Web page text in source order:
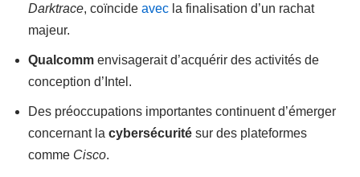
Darktrace, coïncide avec la finalisation d’un rachat
majeur.
Qualcomm envisagerait d’acquérir des activités de
conception d’Intel.
Des préoccupations importantes continuent d’émerger
concernant la cybersécurité sur des plateformes
comme Cisco.